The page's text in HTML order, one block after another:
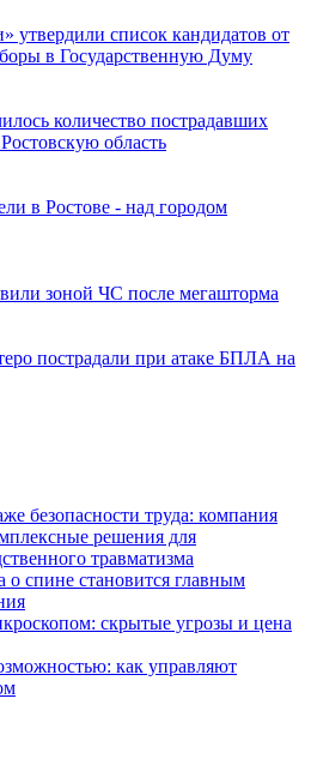
утвердили список кандидатов от
в Государственную Думу
количество пострадавших
область
в Ростове - над городом
зоной ЧС после мегашторма
пострадали при атаке БПЛА на
безопасности труда: компания
решения для
травматизма
о спине становится главным
скрытые угрозы и цена
как управляют